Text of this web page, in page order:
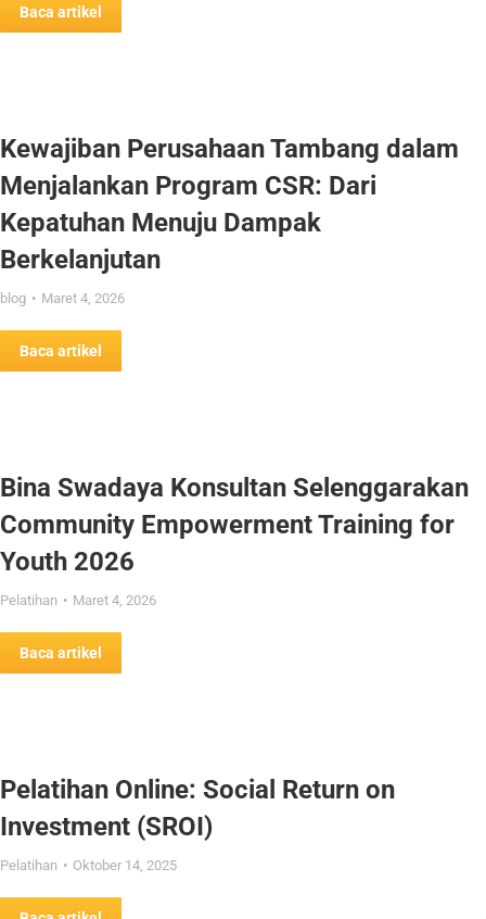
Baca artikel
Kewajiban Perusahaan Tambang dalam
Menjalankan Program CSR: Dari
Kepatuhan Menuju Dampak
Berkelanjutan
blog Maret 4, 2026
Baca artikel
Bina Swadaya Konsultan Selenggarakan
Community Empowerment Training for
Youth 2026
Pelatihan Maret 4, 2026
Baca artikel
Pelatihan Online: Social Return on
Investment (SROI)
Pelatihan Oktober 14, 2025